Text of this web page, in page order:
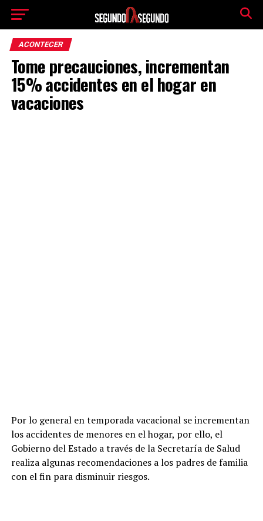
ACONTECER
Tome precauciones, incrementan
15% accidentes en el hogar en
vacaciones
Por lo general en temporada vacacional se incrementan
los accidentes de menores en el hogar, por ello, el
Gobierno del Estado a través de la Secretaría de Salud
realiza algunas recomendaciones a los padres de familia
con el fin para disminuir riesgos.